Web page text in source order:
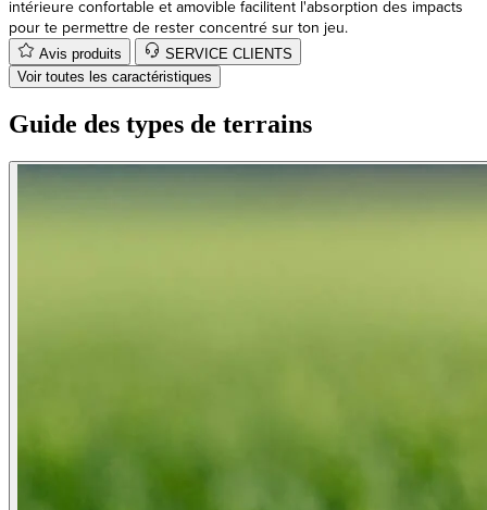
Avis produits
SERVICE CLIENTS
Voir toutes les caractéristiques
Guide des types de terrains